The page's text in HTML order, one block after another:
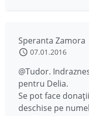
Speranta Zamora
07.01.2016
@Tudor.
pentru Delia.
Se pot face
deschise pe